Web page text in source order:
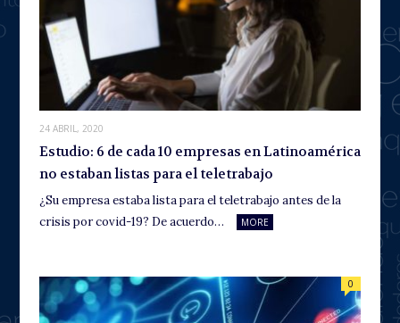
24 ABRIL, 2020
Estudio: 6 de cada 10 empresas en Latinoamérica
no estaban listas para el teletrabajo
¿Su empresa estaba lista para el teletrabajo antes de la
crisis por covid-19? De acuerdo…
MORE
0